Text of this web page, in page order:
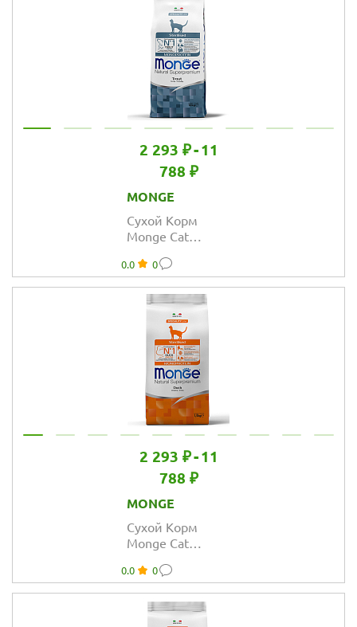
2 293 ₽- 11
788 ₽
MONGE
Сухой Корм
Monge Cat
Monoprotein
Sterilised
монопротеиновый
стерилизованных
кошек из форели
0.0 0
2 293 ₽- 11
788 ₽
MONGE
Сухой Корм
Monge Cat
Monoprotein
Sterilised
монопротеиновый
0.0 0